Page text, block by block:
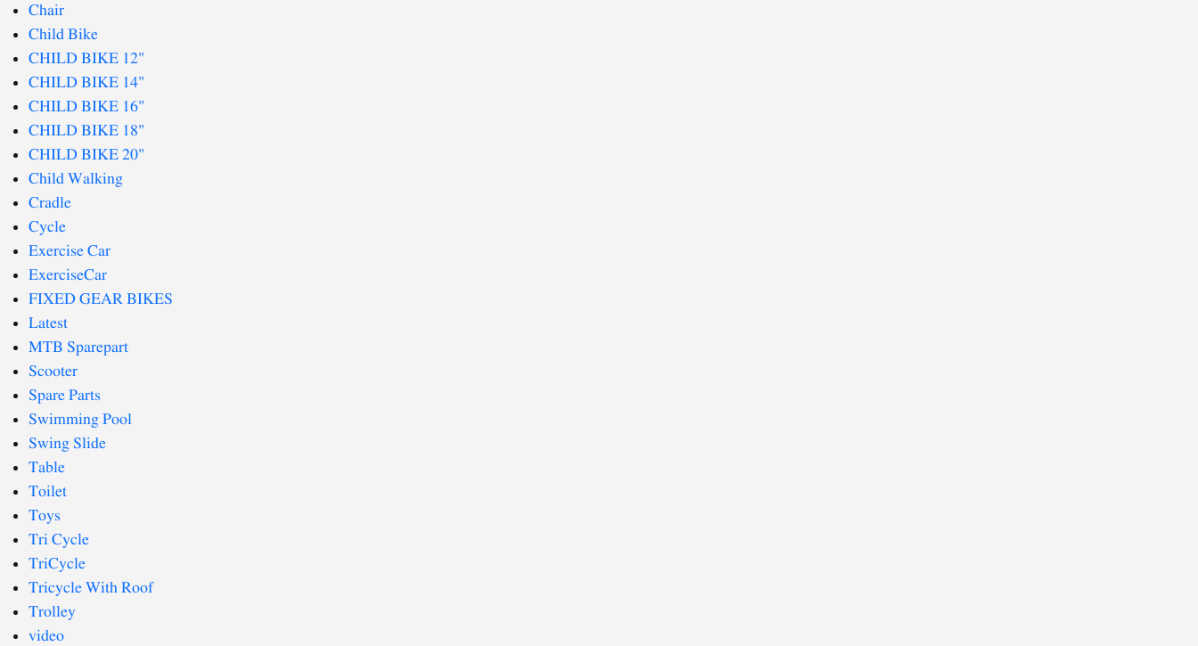
Chair
Child Bike
CHILD BIKE 12"
CHILD BIKE 14"
CHILD BIKE 16"
CHILD BIKE 18"
CHILD BIKE 20"
Child Walking
Cradle
Cycle
Exercise Car
ExerciseCar
FIXED GEAR BIKES
Latest
MTB Sparepart
Scooter
Spare Parts
Swimming Pool
Swing Slide
Table
Toilet
Toys
Tri Cycle
TriCycle
Tricycle With Roof
Trolley
video